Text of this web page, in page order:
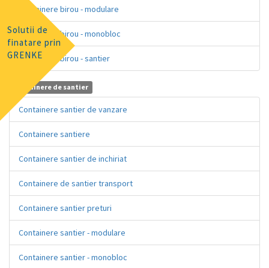
Containere birou - modulare
Containere birou - monobloc
Containere birou - santier
Containere de santier
Containere santier de vanzare
Containere santiere
Containere santier de inchiriat
Containere de santier transport
Containere santier preturi
Containere santier - modulare
Containere santier - monobloc
Solutii de
finatare prin
GRENKE